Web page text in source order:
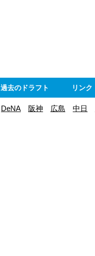
過去のドラフト リンク
DeNA 阪神 広島 中日